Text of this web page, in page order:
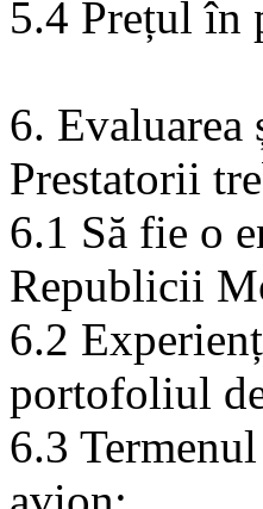
5.4 Prețul în
6.
Prestatorii
6.1 Să fie o
Republicii
6.2
portofoliul
6.3